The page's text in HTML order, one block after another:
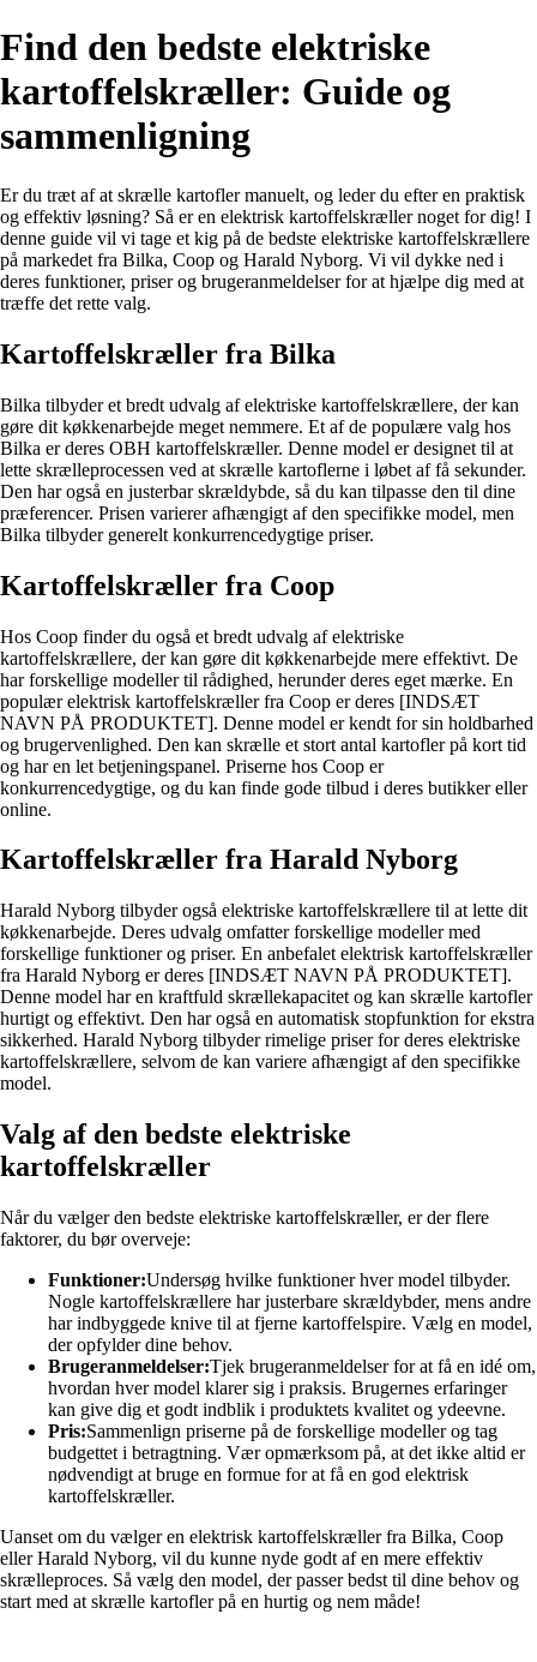
Find den bedste elektriske
kartoffelskræller: Guide og
sammenligning
Er du træt af at skrælle kartofler manuelt, og leder du efter en praktisk
og effektiv løsning? Så er en elektrisk kartoffelskræller noget for dig! I
denne guide vil vi tage et kig på de bedste elektriske kartoffelskrællere
på markedet fra Bilka, Coop og Harald Nyborg. Vi vil dykke ned i
deres funktioner, priser og brugeranmeldelser for at hjælpe dig med at
træffe det rette valg.
Kartoffelskræller fra Bilka
Bilka tilbyder et bredt udvalg af elektriske kartoffelskrællere, der kan
gøre dit køkkenarbejde meget nemmere. Et af de populære valg hos
Bilka er deres OBH kartoffelskræller. Denne model er designet til at
lette skrælleprocessen ved at skrælle kartoflerne i løbet af få sekunder.
Den har også en justerbar skrældybde, så du kan tilpasse den til dine
præferencer. Prisen varierer afhængigt af den specifikke model, men
Bilka tilbyder generelt konkurrencedygtige priser.
Kartoffelskræller fra Coop
Hos Coop finder du også et bredt udvalg af elektriske
kartoffelskrællere, der kan gøre dit køkkenarbejde mere effektivt. De
har forskellige modeller til rådighed, herunder deres eget mærke. En
populær elektrisk kartoffelskræller fra Coop er deres [INDSÆT
NAVN PÅ PRODUKTET]. Denne model er kendt for sin holdbarhed
og brugervenlighed. Den kan skrælle et stort antal kartofler på kort tid
og har en let betjeningspanel. Priserne hos Coop er
konkurrencedygtige, og du kan finde gode tilbud i deres butikker eller
online.
Kartoffelskræller fra Harald Nyborg
Harald Nyborg tilbyder også elektriske kartoffelskrællere til at lette dit
køkkenarbejde. Deres udvalg omfatter forskellige modeller med
forskellige funktioner og priser. En anbefalet elektrisk kartoffelskræller
fra Harald Nyborg er deres [INDSÆT NAVN PÅ PRODUKTET].
Denne model har en kraftfuld skrællekapacitet og kan skrælle kartofler
hurtigt og effektivt. Den har også en automatisk stopfunktion for ekstra
sikkerhed. Harald Nyborg tilbyder rimelige priser for deres elektriske
kartoffelskrællere, selvom de kan variere afhængigt af den specifikke
model.
Valg af den bedste elektriske
kartoffelskræller
Når du vælger den bedste elektriske kartoffelskræller, er der flere
faktorer, du bør overveje:
Funktioner:Undersøg hvilke funktioner hver model tilbyder.
Nogle kartoffelskrællere har justerbare skrældybder, mens andre
har indbyggede knive til at fjerne kartoffelspire. Vælg en model,
der opfylder dine behov.
Brugeranmeldelser:Tjek brugeranmeldelser for at få en idé om,
hvordan hver model klarer sig i praksis. Brugernes erfaringer
kan give dig et godt indblik i produktets kvalitet og ydeevne.
Pris:Sammenlign priserne på de forskellige modeller og tag
budgettet i betragtning. Vær opmærksom på, at det ikke altid er
nødvendigt at bruge en formue for at få en god elektrisk
kartoffelskræller.
Uanset om du vælger en elektrisk kartoffelskræller fra Bilka, Coop
eller Harald Nyborg, vil du kunne nyde godt af en mere effektiv
skrælleproces. Så vælg den model, der passer bedst til dine behov og
start med at skrælle kartofler på en hurtig og nem måde!